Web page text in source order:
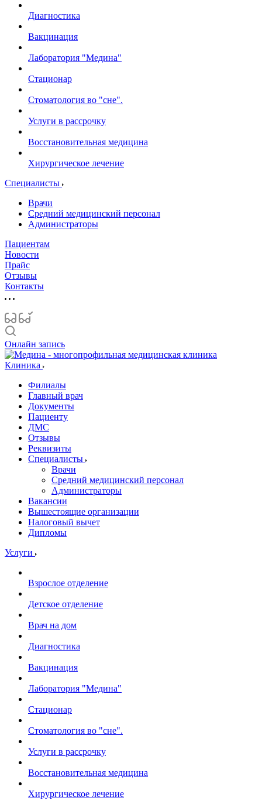
Диагностика
Вакцинация
Лаборатория "Медина"
Стационар
Стоматология во "сне".
Услуги в рассрочку
Восстановительная медицина
Хирургическое лечение
Специалисты
Врачи
Средний медицинский персонал
Администраторы
Пациентам
Новости
Прайс
Отзывы
Контакты
Онлайн запись
Клиника
Филиалы
Главный врач
Документы
Пациенту
ДМС
Отзывы
Реквизиты
Специалисты
Врачи
Средний медицинский персонал
Администраторы
Вакансии
Вышестоящие организации
Налоговый вычет
Дипломы
Услуги
Взрослое отделение
Детское отделение
Врач на дом
Диагностика
Вакцинация
Лаборатория "Медина"
Стационар
Стоматология во "сне".
Услуги в рассрочку
Восстановительная медицина
Хирургическое лечение